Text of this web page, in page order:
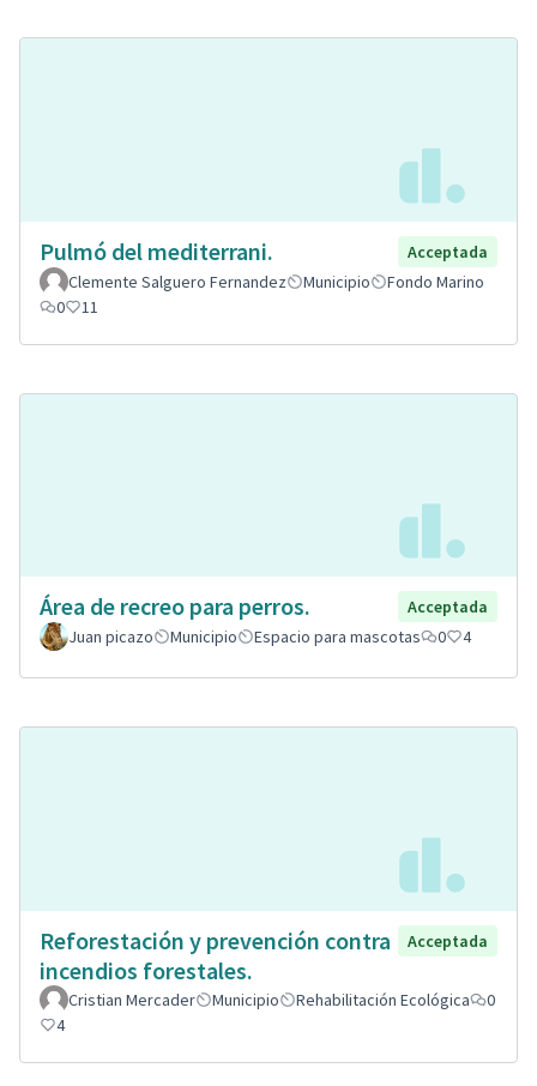
Pulmó del mediterrani.
Acceptada
Clemente Salguero Fernandez
Municipio
Fondo Marino
0
11
Área de recreo para perros.
Acceptada
Juan picazo
Municipio Espacio para mascotas 0 4
Reforestación y prevención contra
incendios forestales.
Acceptada
Cristian Mercader Municipio Rehabilitación Ecológica
0
4